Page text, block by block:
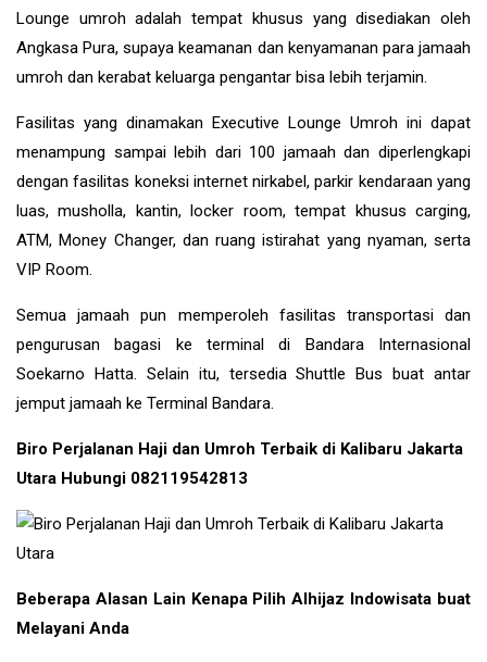
Lounge umroh adalah tempat khusus yang disediakan oleh
Angkasa Pura, supaya keamanan dan kenyamanan para jamaah
umroh dan kerabat keluarga pengantar bisa lebih terjamin.
Fasilitas yang dinamakan Executive Lounge Umroh ini dapat
menampung sampai lebih dari 100 jamaah dan diperlengkapi
dengan fasilitas koneksi internet nirkabel, parkir kendaraan yang
luas, musholla, kantin, locker room, tempat khusus carging,
ATM, Money Changer, dan ruang istirahat yang nyaman, serta
VIP Room.
Semua jamaah pun memperoleh fasilitas transportasi dan
pengurusan bagasi ke terminal di Bandara Internasional
Soekarno Hatta. Selain itu, tersedia Shuttle Bus buat antar
jemput jamaah ke Terminal Bandara.
Biro Perjalanan Haji dan Umroh Terbaik di Kalibaru Jakarta
Utara Hubungi 082119542813
Beberapa Alasan Lain Kenapa Pilih Alhijaz Indowisata buat
Melayani Anda